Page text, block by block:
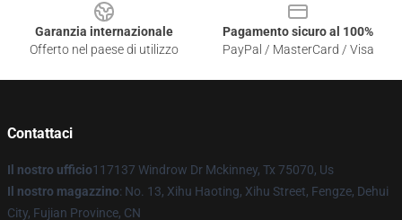
Garanzia internazionale
Offerto nel paese di utilizzo
Pagamento sicuro al 100%
PayPal / MasterCard / Visa
Contattaci
Il nostro ufficio117137 Windrow Dr Mckinney, Tx 75070, Us
Il nostro magazzino: No. 13, Xihu Haoting, Xihu Street, Fengze, Dehui
City, Fujian Province, CN